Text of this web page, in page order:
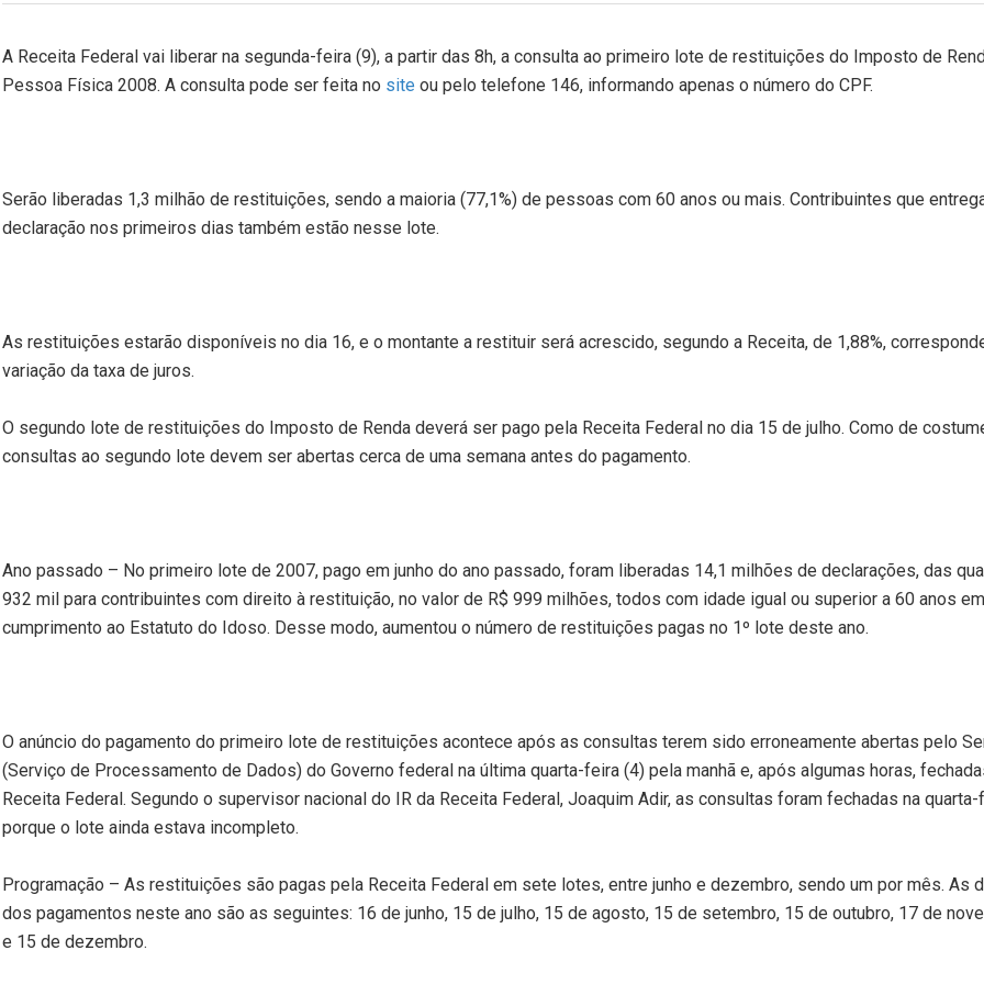
A Receita Federal vai liberar na segunda-feira (9), a partir das 8h, a consulta ao primeiro lote de restituições do Imposto de
Pessoa Física 2008. A consulta pode ser feita no site ou pelo telefone 146, informando apenas o número do CPF.
Serão liberadas 1,3 milhão de restituições, sendo a maioria (77,1%) de pessoas com 60 anos ou mais. Contribuintes que
declaração nos primeiros dias também estão nesse lote.
As restituições estarão disponíveis no dia 16, e o montante a restituir será acrescido, segundo a Receita, de 1,88%,
variação da taxa de juros.
O segundo lote de restituições do Imposto de Renda deverá ser pago pela Receita Federal no dia 15 de julho. Como de
consultas ao segundo lote devem ser abertas cerca de uma semana antes do pagamento.
Ano passado – No primeiro lote de 2007, pago em junho do ano passado, foram liberadas 14,1 milhões de declarações, das
932 mil para contribuintes com direito à restituição, no valor de R$ 999 milhões, todos com idade igual ou superior a 60 anos em
cumprimento ao Estatuto do Idoso. Desse modo, aumentou o número de restituições pagas no 1º lote deste ano.
O anúncio do pagamento do primeiro lote de restituições acontece após as consultas terem sido erroneamente abertas pelo
(Serviço de Processamento de Dados) do Governo federal na última quarta-feira (4) pela manhã e, após algumas horas,
Receita Federal. Segundo o supervisor nacional do IR da Receita Federal, Joaquim Adir, as consultas foram fechadas na
porque o lote ainda estava incompleto.
Programação – As restituições são pagas pela Receita Federal em sete lotes, entre junho e dezembro, sendo um por mês. As
dos pagamentos neste ano são as seguintes: 16 de junho, 15 de julho, 15 de agosto, 15 de setembro, 15 de outubro, 17 de
e 15 de dezembro.